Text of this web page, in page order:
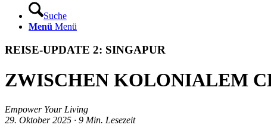
Suche
Menü Menü
REISE-UPDATE 2: SINGAPUR
ZWISCHEN KOLONIALEM
Empower Your Living
29. Oktober 2025 · 9 Min. Lesezeit